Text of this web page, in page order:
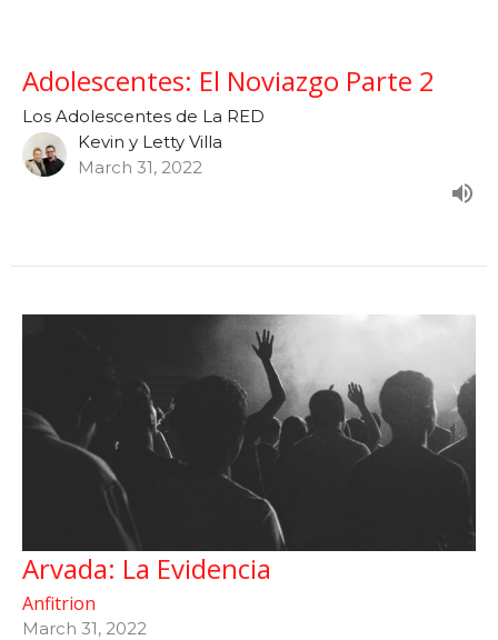
Adolescentes: El Noviazgo Parte 2
Los Adolescentes de La RED
Kevin y Letty Villa
March 31, 2022
Arvada: La Evidencia
Anfitrion
March 31, 2022